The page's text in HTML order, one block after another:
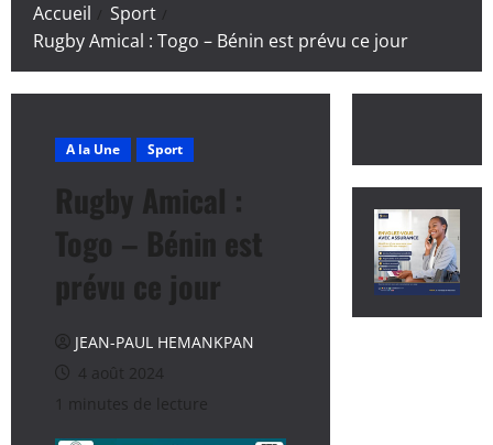
Accueil
Sport
Rugby Amical : Togo – Bénin est prévu ce jour
A la Une Sport
Rugby Amical :
Togo – Bénin est
prévu ce jour
JEAN-PAUL HEMANKPAN
4 août 2024
1 minutes de lecture